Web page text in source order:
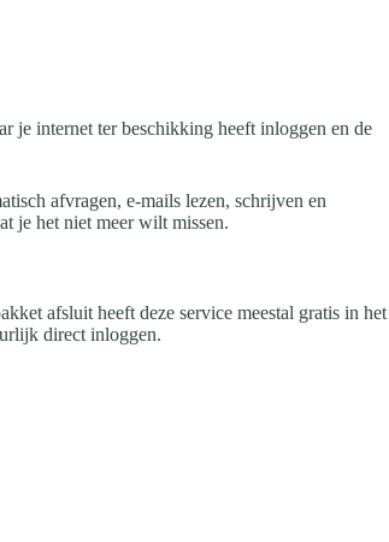
je internet ter beschikking heeft inloggen en de
afvragen, e-mails lezen, schrijven en
je het niet meer wilt missen.
afsluit heeft deze service meestal gratis in het
direct inloggen.